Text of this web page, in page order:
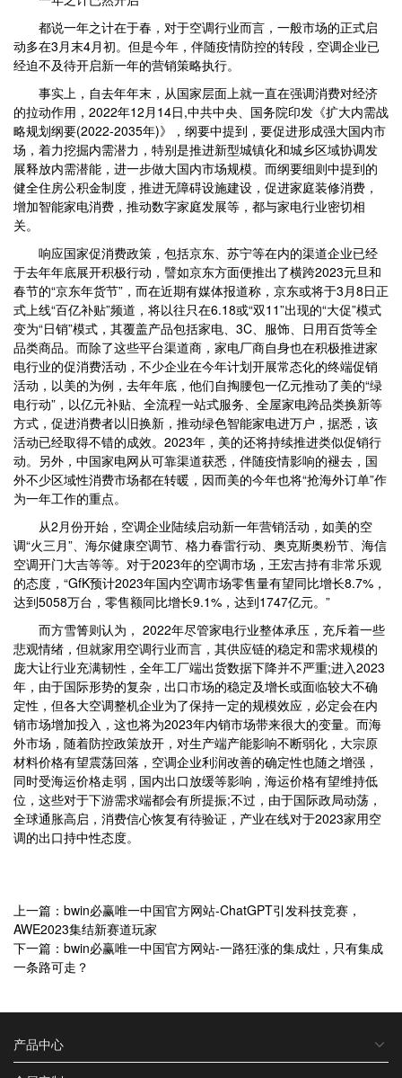
都说一年之计在于春，对于空调行业而言，一般市场的正式启
动多在3月末4月初。但是今年，伴随疫情防控的转段，空调企业已
经迫不及待开启新一年的营销策略执行。
事实上，自去年年末，从国家层面上就一直在强调消费对经济
的拉动作用，2022年12月14日,中共中央、国务院印发《扩大内需战
略规划纲要(2022-2035年)》，纲要中提到，要促进形成强大国内市
场，着力挖掘内需潜力，特别是推进新型城镇化和城乡区域协调发
展释放内需潜能，进一步做大国内市场规模。而纲要细则中提到的
健全住房公积金制度，推进无障碍设施建设，促进家庭装修消费，
增加智能家电消费，推动数字家庭发展等，都与家电行业密切相
关。
响应国家促消费政策，包括京东、苏宁等在内的渠道企业已经
于去年年底展开积极行动，譬如京东方面便推出了横跨2023元旦和
春节的“京东年货节”，而在近期有媒体报道称，京东或将于3月8日正
式上线“百亿补贴”频道，将以往只在6.18或“双11”出现的“大促”模式
变为“日销”模式，其覆盖产品包括家电、3C、服饰、日用百货等全
品类商品。而除了这些平台渠道商，家电厂商自身也在积极推进家
电行业的促消费活动，不少企业在今年计划开展常态化的终端促销
活动，以美的为例，去年年底，他们自掏腰包一亿元推动了美的“绿
电行动”，以亿元补贴、全流程一站式服务、全屋家电跨品类换新等
方式，促进消费者以旧换新，推动绿色智能家电进万户，据悉，该
活动已经取得不错的成效。2023年，美的还将持续推进类似促销行
动。另外，中国家电网从可靠渠道获悉，伴随疫情影响的褪去，国
外不少区域性消费市场都在转暖，因而美的今年也将“抢海外订单”作
为一年工作的重点。
从2月份开始，空调企业陆续启动新一年营销活动，如美的空
调“火三月”、海尔健康空调节、格力春雷行动、奥克斯奥粉节、海信
空调开门大吉等等。对于2023年的空调市场，王宏吉持有非常乐观
的态度，“GfK预计2023年国内空调市场零售量有望同比增长8.7%，
达到5058万台，零售额同比增长9.1%，达到1747亿元。”
而方雪箐则认为， 2022年尽管家电行业整体承压，充斥着一些
悲观情绪，但就家用空调行业而言，其供应链的稳定和需求规模的
庞大让行业充满韧性，全年工厂端出货数据下降并不严重;进入2023
年，由于国际形势的复杂，出口市场的稳定及增长或面临较大不确
定性，但各大空调整机企业为了保持一定的规模效应，必定会在内
销市场增加投入，这也将为2023年内销市场带来很大的变量。而海
外市场，随着防控政策放开，对生产端产能影响不断弱化，大宗原
材料价格有望震荡回落，空调企业利润改善的确定性也随之增强，
同时受海运价格走弱，国内出口放缓等影响，海运价格有望维持低
位，这些对于下游需求端都会有所提振;不过，由于国际政局动荡，
全球通胀高启，消费信心恢复有待验证，产业在线对于2023家用空
调的出口持中性态度。
上一篇：bwin必赢唯一中国官方网站-ChatGPT引发科技竞赛，
AWE2023集结新赛道玩家
下一篇：bwin必赢唯一中国官方网站-一路狂涨的集成灶，只有集成
一条路可走？
产品中心